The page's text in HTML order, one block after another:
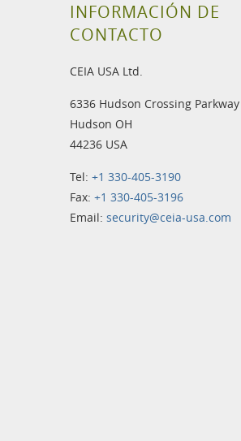
INFORMACIÓN DE
CONTACTO
CEIA USA Ltd.
6336 Hudson Crossing Parkway
Hudson OH
44236 USA
Tel: +1 330-405-3190
Fax: +1 330-405-3196
Email: security@ceia-usa.com